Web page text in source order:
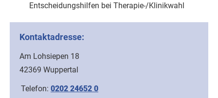
Entscheidungshilfen bei Therapie-/Klinikwahl
Kontaktadresse:
Am Lohsiepen 18
42369 Wuppertal
Telefon: 0202 24652 0